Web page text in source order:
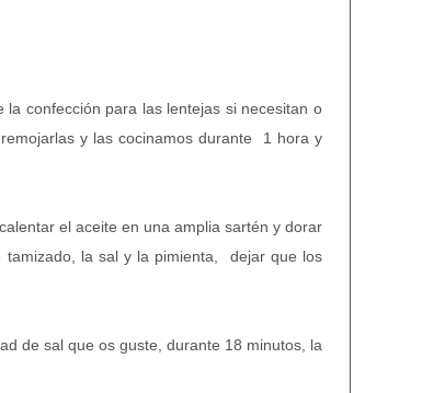
confección para las lentejas si necesitan o
y las cocinamos durante 1 hora y
el aceite en una amplia sartén y dorar
tamizado, la sal y la pimienta, dejar que los
de sal que os guste, durante 18 minutos, la